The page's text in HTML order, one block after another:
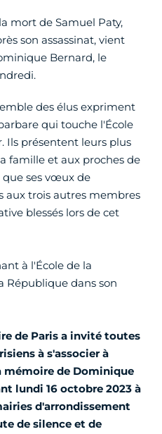
mort de Samuel Paty,
son assassinat, vient
Bernard, le
des élus expriment
qui touche l'École
Ils présentent leurs plus
famille et aux proches de
ses vœux de
aux trois autres membres
blessés lors de cet
à l'École de la
République dans son
de Paris a invité toutes
à s'associer à
de Dominique
lundi 16 octobre 2023 à
d'arrondissement
de silence et de